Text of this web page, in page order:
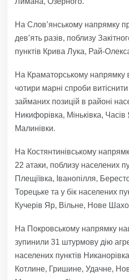
На Слов’янському напрямку
дев’ять разів, поблизу
пунктів Крива Лука, Рай-
На Краматорському напрямку
чотири марні спроби
займаних позицій в районі
Никифорівка, Міньківка,
Малинівки.
На Костянтинівському
22 атаки, поблизу населених
Плещіївка, Іванопілля,
Торецьке та у бік населених
Кучерів Яр, Вільне, Нове
На Покровському напрямку
зупинили 31 штурмову дію
населених пунктів
Котлине, Гришине, Удачне,